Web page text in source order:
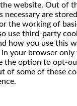
website. Out of
necessary are
the working of
use third-party
how you use this
your browser
the option to opt-
of some of these